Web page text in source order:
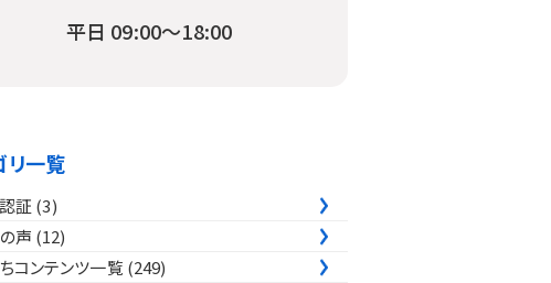
平日 09:00〜18:00
リ一覧
証 (3)
声 (12)
コンテンツ一覧 (249)